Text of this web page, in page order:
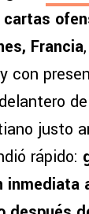
Francia
con
de
justo
rápido:
inmediata